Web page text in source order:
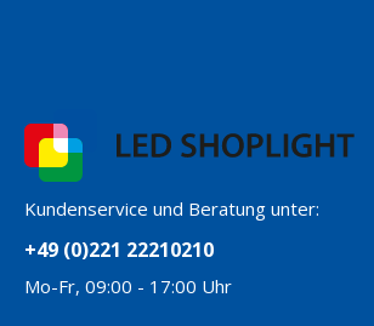
Kundenservice und Beratung unter:
+49 (0)221 22210210
Mo-Fr, 09:00 - 17:00 Uhr